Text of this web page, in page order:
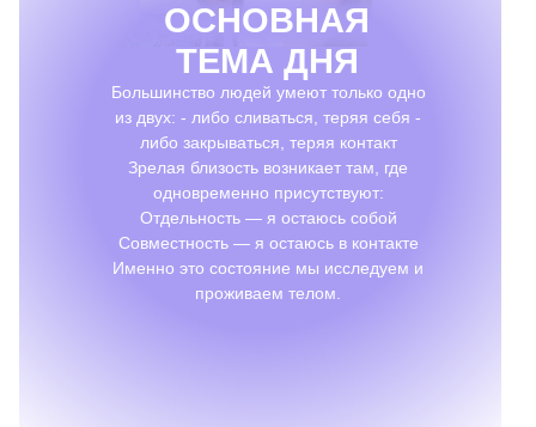
ОСНОВНАЯ
ТЕМА ДНЯ
Большинство людей умеют только одно
из двух: - либо сливаться, теряя себя -
либо закрываться, теряя контакт
Зрелая близость возникает там, где
одновременно присутствуют:
Отдельность — я остаюсь собой
Совместность — я остаюсь в контакте
Именно это состояние мы исследуем и
проживаем телом.